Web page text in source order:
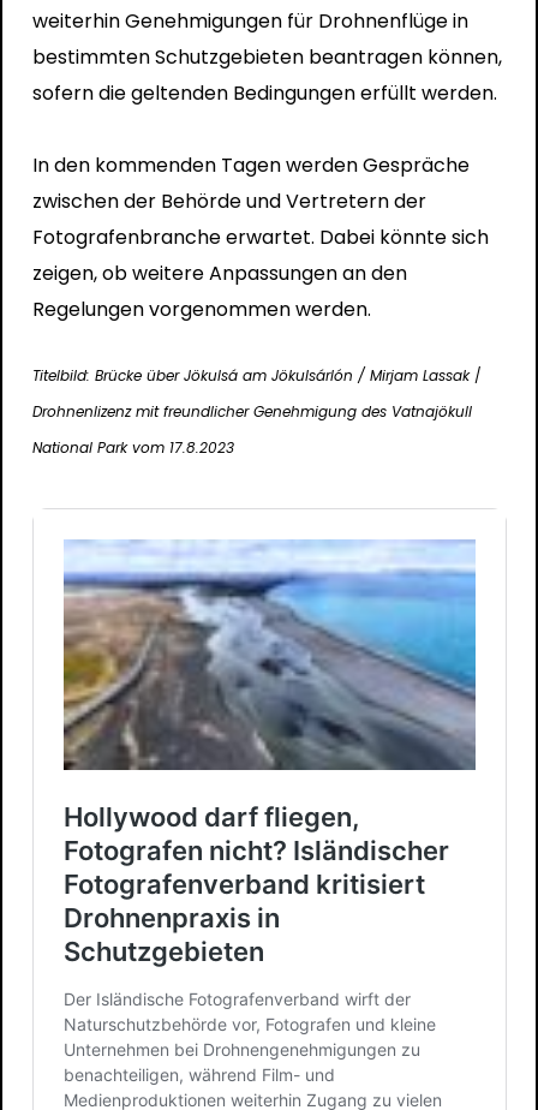
weiterhin Genehmigungen für Drohnenflüge in
bestimmten Schutzgebieten beantragen können,
sofern die geltenden Bedingungen erfüllt werden.
In den kommenden Tagen werden Gespräche
zwischen der Behörde und Vertretern der
Fotografenbranche erwartet. Dabei könnte sich
zeigen, ob weitere Anpassungen an den
Regelungen vorgenommen werden.
Titelbild: Brücke über Jökulsá am Jökulsárlón / Mirjam Lassak /
Drohnenlizenz mit freundlicher Genehmigung des Vatnajökull
National Park vom 17.8.2023